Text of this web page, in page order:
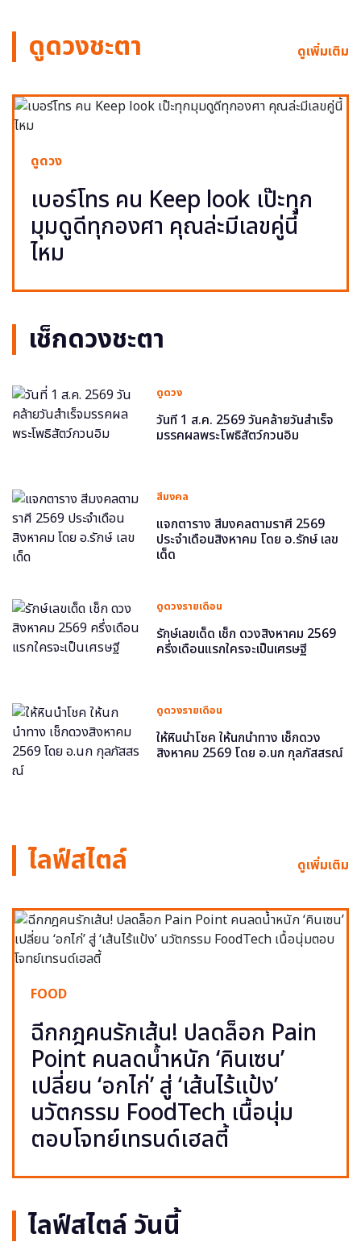
ดูดวงชะตา ดูเพิ่มเติม
ดูดวง
เบอร์โทร คน Keep look เป๊ะทุก
มุมดูดีทุกองศา คุณล่ะมีเลขคู่นี้
ไหม
เช็กดวงชะตา
ดูดวง
วันที่ 1 ส.ค. 2569 วันคล้ายวันสำเร็จ
มรรคผลพระโพธิสัตว์กวนอิม
สีมงคล
แจกตาราง สีมงคลตามราศี 2569
ประจำเดือนสิงหาคม โดย อ.รักษ์ เลข
เด็ด
ดูดวงรายเดือน
รักษ์เลขเด็ด เช็ก ดวงสิงหาคม 2569
ครึ่งเดือนแรกใครจะเป็นเศรษฐี
ดูดวงรายเดือน
ให้หินนำโชค ให้นกนำทาง เช็กดวง
สิงหาคม 2569 โดย อ.นก กุลภัสสรณ์
ไลฟ์สไตล์ ดูเพิ่มเติม
FOOD
ฉีกกฎคนรักเส้น! ปลดล็อก Pain
Point คนลดน้ำหนัก ‘คินเซน’
เปลี่ยน ‘อกไก่’ สู่ ‘เส้นไร้แป้ง’
นวัตกรรม FoodTech เนื้อนุ่ม
ตอบโจทย์เทรนด์เฮลตี้
ไลฟ์สไตล์ วันนี้